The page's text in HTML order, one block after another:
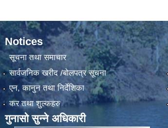
Notices
सूचना तथा समाचार
सार्वजनिक खरीद /बोलपत्र सूचना
एन, कानुन तथा निर्देशिका
कर तथा शुल्कहरु
गुनासो सुन्ने अधिकारी